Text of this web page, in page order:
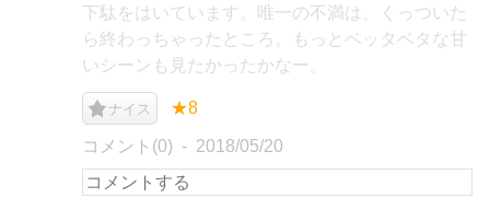
下駄をはいています。唯一の不満は、くっついた
ら終わっちゃったところ。もっとベッタベタな甘
いシーンも見たかったかなー。
ナイス ★8
コメント(0) 2018/05/20